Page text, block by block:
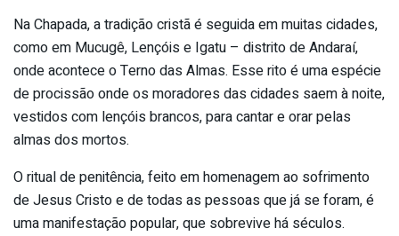
Na Chapada, a tradição cristã é seguida em muitas cidades,
como em Mucugê, Lençóis e Igatu – distrito de Andaraí,
onde acontece o Terno das Almas. Esse rito é uma espécie
de procissão onde os moradores das cidades saem à noite,
vestidos com lençóis brancos, para cantar e orar pelas
almas dos mortos.
O ritual de penitência, feito em homenagem ao sofrimento
de Jesus Cristo e de todas as pessoas que já se foram, é
uma manifestação popular, que sobrevive há séculos.